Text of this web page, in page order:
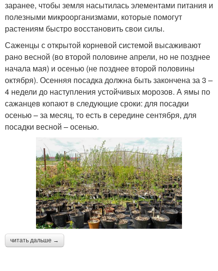
заранее, чтобы земля насытилась элементами питания и
полезными микроорганизмами, которые помогут
растениям быстро восстановить свои силы.
Саженцы с открытой корневой системой высаживают
рано весной (во второй половине апрели, но не позднее
начала мая) и осенью (не позднее второй половины
октября). Осенняя посадка должна быть закончена за 3 –
4 недели до наступления устойчивых морозов. А ямы по
сажанцев копают в следующие сроки: для посадки
осенью – за месяц, то есть в середине сентября, для
посадки весной – осенью.
читать дальше →